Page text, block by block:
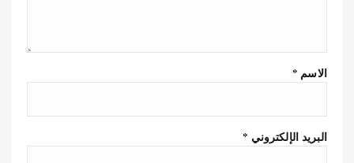
الاسم *
البريد الإلكتروني *